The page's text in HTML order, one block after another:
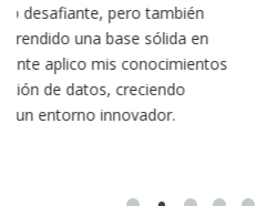
conectividad afecta nuestra
exige esfuerzo, he
actividades como el
convencido de que elegir
decisiones